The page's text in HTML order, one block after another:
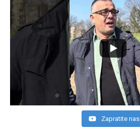
Zapratite nas